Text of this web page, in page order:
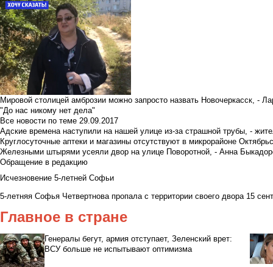
Мировой столицей амброзии можно запросто назвать Новочеркасск, -
"До нас никому нет дела"
Все новости по теме 29.09.2017
Адские времена наступили на нашей улице из-за страшной трубы, -
Круглосуточные аптеки и магазины отсутствуют в микрорайоне
Железными штырями усеяли двор на улице Поворотной, - Анна
Обращение в редакцию
Исчезновение 5-летней Софьи
5-летняя Софья Четвертнова пропала с территории своего двора 15
Главное в стране
Генералы бегут, армия отступает, Зеленский врет:
ВСУ больше не испытывают оптимизма